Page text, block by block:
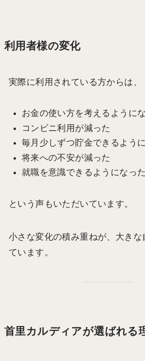
利用者様の変化
実際に利用されている方からは、
お金の使い方を考えるように
コンビニ利用が減った
毎月少しずつ貯金できるよう
将来への不安が減った
就職を意識できるようになった
という声もいただいています。
小さな変化の積み重ねが、大きな
ています。
首里カルディアが選ばれる